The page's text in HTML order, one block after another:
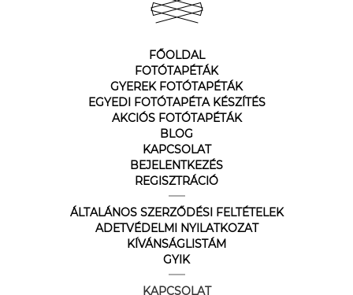
FŐOLDAL
FOTÓTAPÉTÁK
GYEREK FOTÓTAPÉTÁK
EGYEDI FOTÓTAPÉTA KÉSZÍTÉS
AKCIÓS FOTÓTAPÉTÁK
BLOG
KAPCSOLAT
BEJELENTKEZÉS
REGISZTRÁCIÓ
ÁLTALÁNOS SZERZŐDÉSI FELTÉTELEK
ADETVÉDELMI NYILATKOZAT
KÍVÁNSÁGLISTÁM
GYIK
KAPCSOLAT